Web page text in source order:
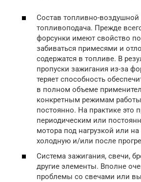
Состав топливно-воздушной
топливоподача. Прежде
форсунки имеют свойство
забиваться примесями и
содержатся в топливе. В
пропуски зажигания из-за
теряет способность
в полном объеме
конкретным режимам
постоянно. На практике это
периодическим или
мотора под нагрузкой или
холодную и/или после
Система зажигания, свечи,
другие элементы. Вполне
проблемы со свечами или